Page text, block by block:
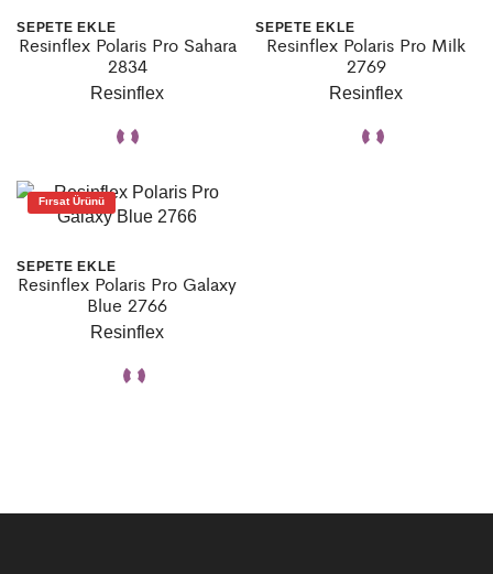
SEPETE EKLE
Resinflex Polaris Pro Sahara
2834
Resinflex
SEPETE EKLE
Resinflex Polaris Pro Milk
2769
Resinflex
Fırsat Ürünü
SEPETE EKLE
Resinflex Polaris Pro Galaxy
Blue 2766
Resinflex